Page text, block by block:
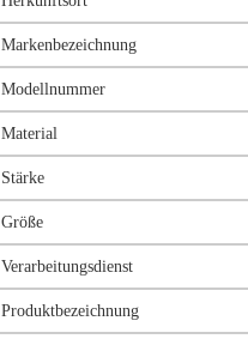
Markenbezeichnung
Modellnummer
Material
Stärke
Größe
Verarbeitungsdienst
Produktbezeichnung